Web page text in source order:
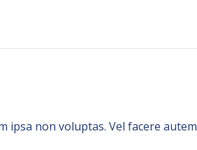
ipsa non voluptas. Vel facere autem